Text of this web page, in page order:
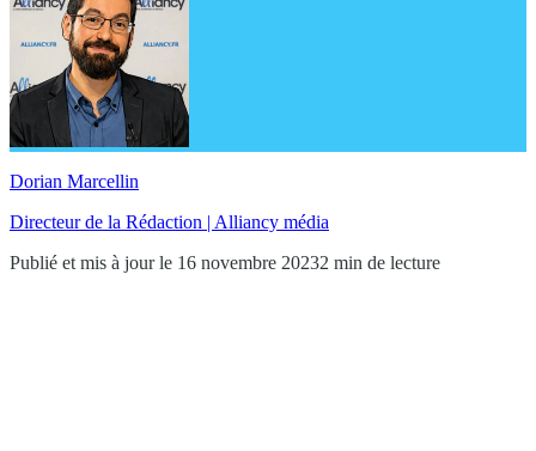
Dorian Marcellin
Directeur de la Rédaction | Alliancy média
Publié et mis à jour le 16 novembre 20232 min de lecture